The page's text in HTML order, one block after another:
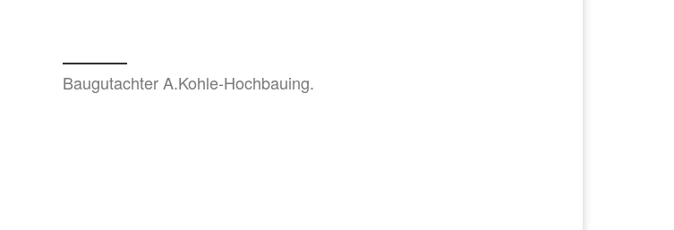
Baugutachter A.Kohle-Hochbauing.